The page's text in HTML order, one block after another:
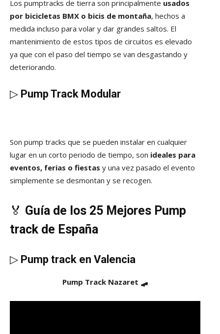
Los pumptracks de tierra son principalmente usados
por bicicletas BMX o bicis de montaña, hechos a
medida incluso para volar y dar grandes saltos. El
mantenimiento de estos tipos de circuitos es elevado
ya que con el paso del tiempo se van desgastando y
deteriorando.
▷ Pump Track Modular
Son pump tracks que se pueden instalar en cualquier
lugar en un corto periodo de tiempo, son ideales para
eventos, ferias o fiestas y una vez pasado el evento
simplemente se desmontan y se recogen.
🏅 Guía de los 25 Mejores Pump
track de España
▷ Pump track en Valencia
Pump Track Nazaret 🛹